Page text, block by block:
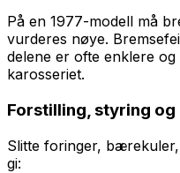
På en 1977-modell må
vurderes nøye.
delene er ofte enklere
karosseriet.
Forstilling, styring og
Slitte foringer,
gi: